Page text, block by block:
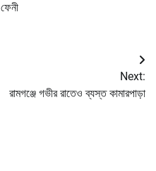
ফেনী
Next:
রামগঞ্জে গভীর রাতেও ব্যস্ত কামারপাড়া